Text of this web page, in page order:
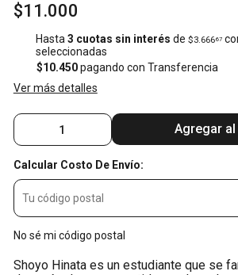
$11.000
Hasta 3 cuotas sin interés de $3.66667
seleccionadas
$10.450pagando con Transferencia
Ver más detalles
Agregar
Calcular Costo De Envío:
No sé mi código postal
Shoyo Hinata es un estudiante que se